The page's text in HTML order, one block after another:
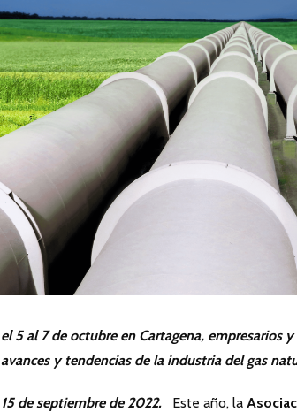
el 5 al 7 de octubre en Cartagena, empresarios
avances y tendencias de la industria del gas
15 de septiembre de 2022. Este año, la